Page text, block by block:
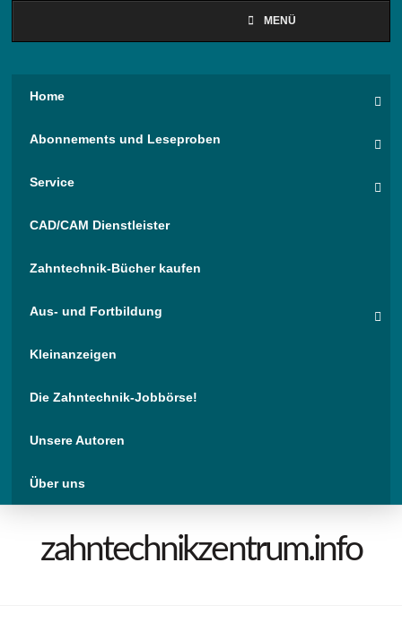
MENÜ
Home
Abonnements und Leseproben
Service
CAD/CAM Dienstleister
Zahntechnik-Bücher kaufen
Aus- und Fortbildung
Kleinanzeigen
Die Zahntechnik-Jobbörse!
Unsere Autoren
Über uns
zahntechnikzentrum.info